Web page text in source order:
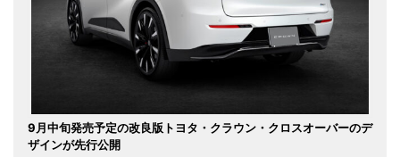
9月中旬発売予定の改良版トヨタ・クラウン・クロスオーバーのデ
ザインが先行公開